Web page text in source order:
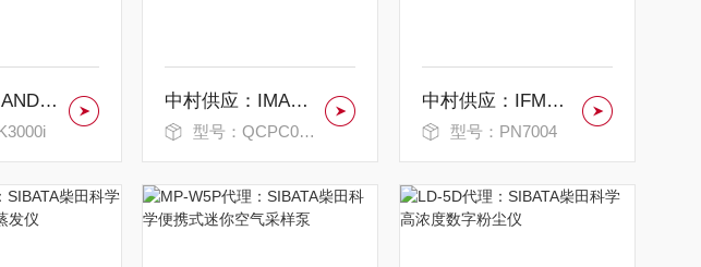
中村现货：AND爱安德便携式精密电子天平 中村供应：IMAO今尾夹紧型快速锁紧器
型号：QCPC0625-10
中村供应：IFM易福门压力传感器
型号：PN7004